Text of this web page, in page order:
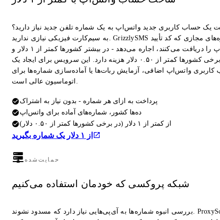
یک حساب کاربری جدید واتس‌اپ به یک شماره تلفن جدید نیاز دارید؟
به سیم‌کارت فیزیکی نیازی ندارید. GrizzlySMS شماره‌های مجازی که کد تأیید
واتس‌اپ را دریافت می‌کنند، اجاره می‌دهد - در بیشتر کشورها کمتر از ۱ دلار و
در برخی کشورها کمتر از ۰.۵۰ دلار هزینه دارد. این سرویس برای ایجاد یک
واتس‌اپ اضافی، آزمایش ربات‌ها یا آماده‌سازی شماره‌ها برای
اتوماسیون عالی است.
پرداخت به ازای هر شماره - بدون نیاز به اشتراک
ده‌ها کشور، شماره‌های آماده برای واتس‌اپ
از کمتر از ۱ دلار (در برخی کشورها کمتر از ۰.۵۰ دلار)
از ۱ دلار یک شماره بگیرید
حمایت‌شده
شبکه پروکسی که خودمان استفاده می‌کنیم
بررسی انبوه شماره‌ها به آی‌پی‌هایی نیاز دارد که مسدود نشوند. ProxyScrape